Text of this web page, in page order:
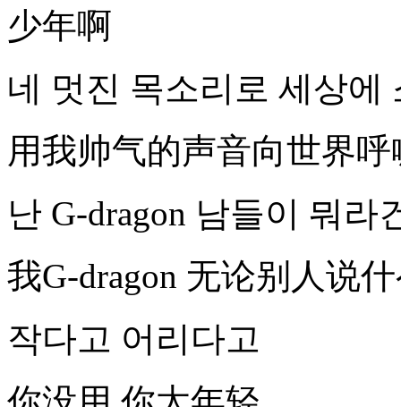
少年啊
네 멋진 목소리로 세상에
用我帅气的声音向世界呼
난 G-dragon 남들이 뭐라
我G-dragon 无论别人说
작다고 어리다고